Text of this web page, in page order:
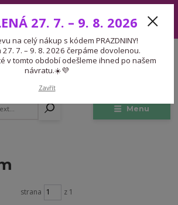
dovolenou. Objednávky přijaté v tomto období
ihned po našem návratu.☀️💜
Menu
CZK
Pauza 13-13:45
strana z 1
27. 7. – 9. 8. 2026
na celý nákup s kódem PRAZDNINY!
7. – 9. 8. 2026 čerpáme dovolenou.
v tomto období odešleme ihned po našem
návratu.☀️💜
Zavřít